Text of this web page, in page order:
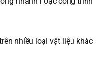
nhiều loại vật liệu khác